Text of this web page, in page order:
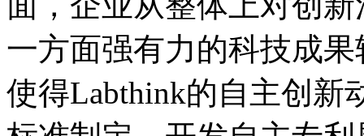
一方面强有力的科技成
使得Labthink的自主创新